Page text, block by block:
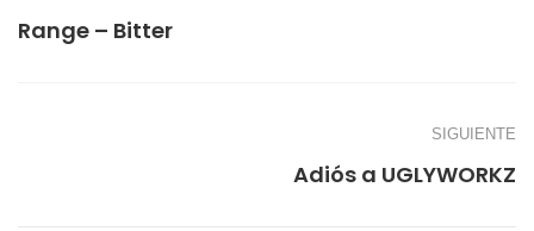
Range – Bitter
SIGUIENTE
Adiós a UGLYWORKZ